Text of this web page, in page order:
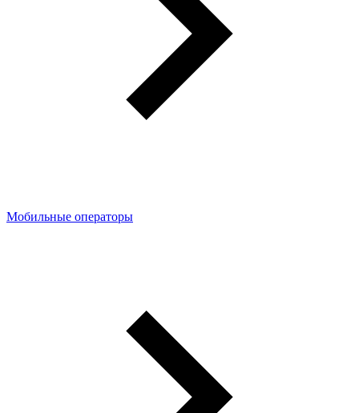
Мобильные операторы